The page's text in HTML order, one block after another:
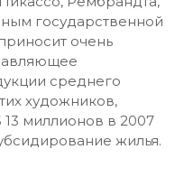
государственной
очень
среднего
художников,
миллионов в 2007
жилья.